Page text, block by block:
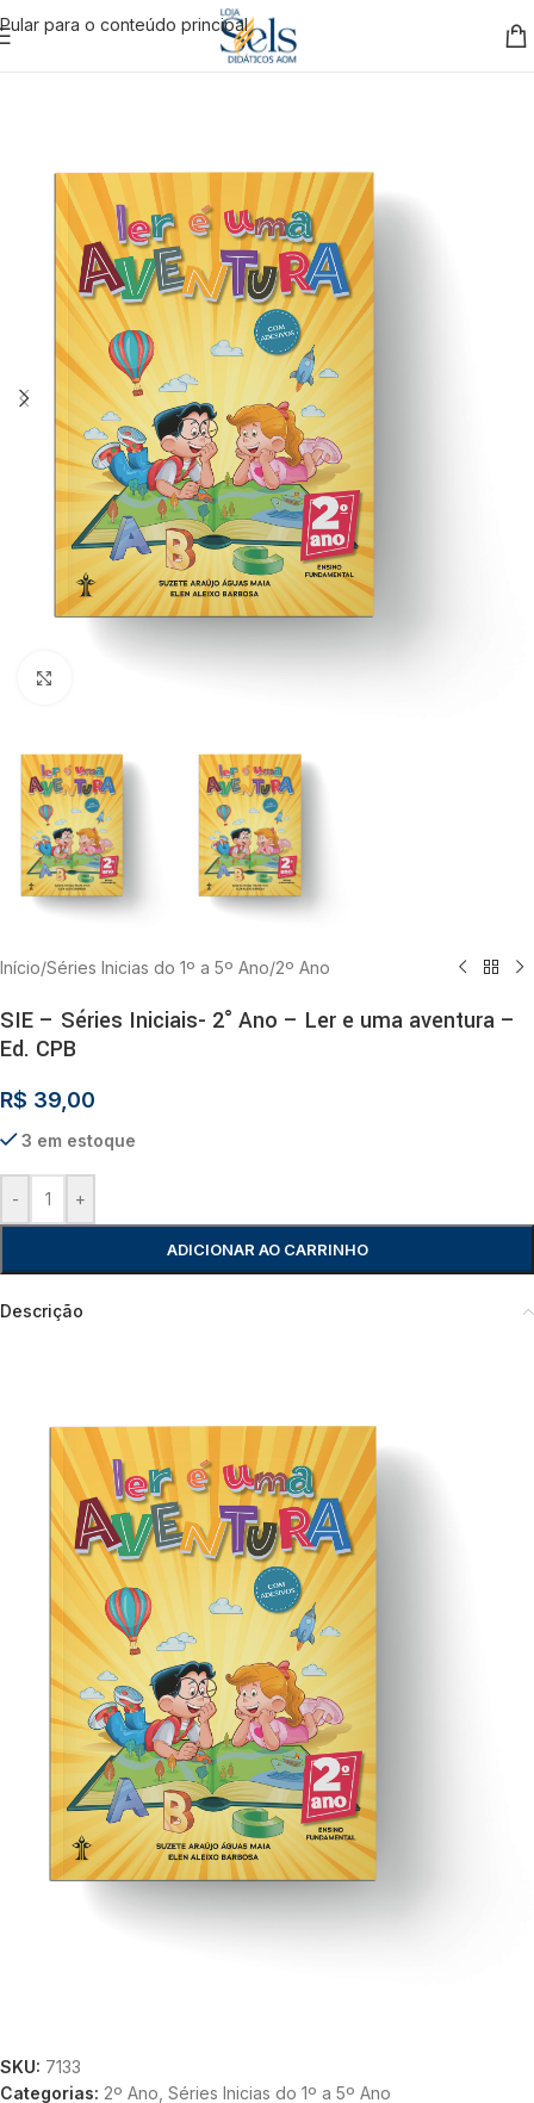
Pular para o conteúdo principal
Início/Séries Inicias do 1º a 5º Ano/2º Ano
SIE – Séries Iniciais- 2° Ano – Ler e uma aventura –
Ed. CPB
R$ 39,00
3 em estoque
- +
ADICIONAR AO CARRINHO
Descrição
SKU: 7133
Categorias: 2º Ano Séries Inicias do 1º a 5º Ano